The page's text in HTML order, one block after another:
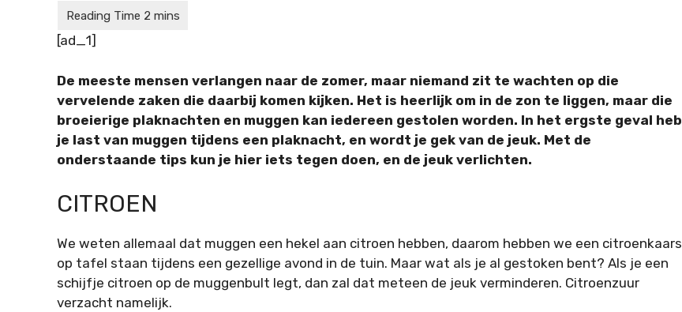
[ad_1]
De meeste mensen verlangen naar de zomer, maar niemand zit te wachten op die
vervelende zaken die daarbij komen kijken. Het is heerlijk om in de zon te liggen, maar die
broeierige plaknachten en muggen kan iedereen gestolen worden. In het ergste geval heb
je last van muggen tijdens een plaknacht, en wordt je gek van de jeuk. Met de
onderstaande tips kun je hier iets tegen doen, en de jeuk verlichten.
CITROEN
We weten allemaal dat muggen een hekel aan citroen hebben, daarom hebben we een citroenkaars
op tafel staan tijdens een gezellige avond in de tuin. Maar wat als je al gestoken bent? Als je een
schijfje citroen op de muggenbult legt, dan zal dat meteen de jeuk verminderen. Citroenzuur
verzacht namelijk.